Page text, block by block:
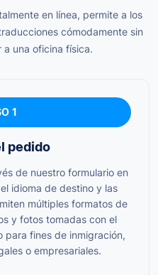
en línea, permite a los
cómodamente sin
una oficina física.
1
pedido
de nuestro formulario en
idioma de destino y las
múltiples formatos de
y fotos tomadas con el
para fines de inmigración,
o empresariales.